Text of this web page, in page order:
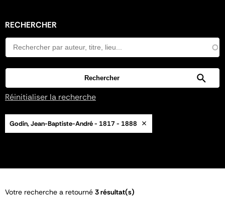
RECHERCHER
Réinitialiser la recherche
Godin, Jean-Baptiste-André - 1817 - 1888
Votre recherche a retourné 3 résultat(s)